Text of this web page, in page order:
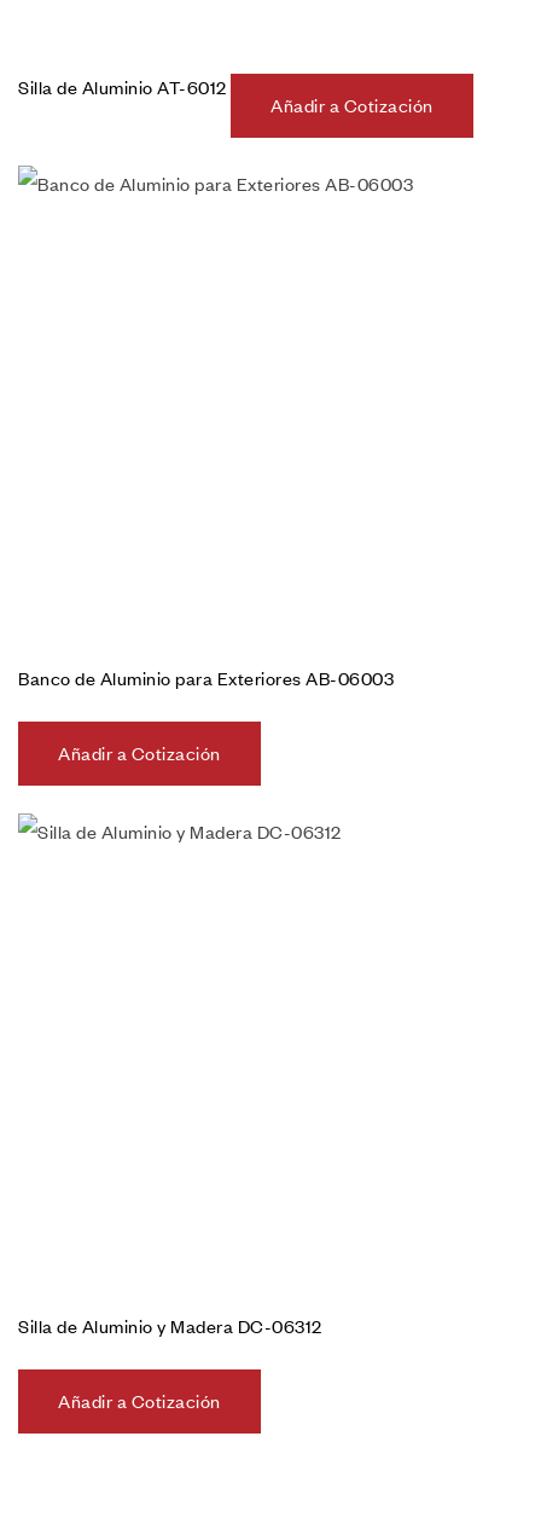
Silla de Aluminio AT-6012
Añadir a Cotización
Banco de Aluminio para Exteriores AB-06003
Añadir a Cotización
Silla de Aluminio y Madera DC-06312
Añadir a Cotización